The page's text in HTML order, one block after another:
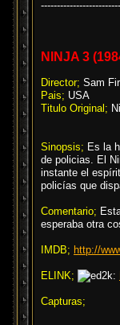
NINJA 3
Director; Sam
Pais; USA
Titulo Original;
Sinopsis; Es la
de policias. El
instante el
policías que
Comentario;
esperaba otra
IMDB; http://
ELINK;
Capturas;